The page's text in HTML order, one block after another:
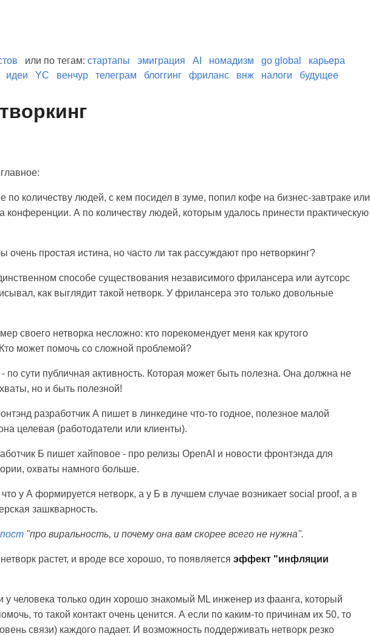
или по тегам: стартапы эмиграция AI номадизм go global
карьера
идеи YC венчур телеграм блоггинг фриланс внж налоги будущее
по количеству людей, с кем посидел в зуме, попил кофе на бизнес-завтраке или
конференции. А по количеству людей, которым удалось принести практическую
очень простая истина, но часто ли так рассуждают про нетворкинг?
способе существования независимого фрилансера или аутсорс
как выглядит такой нетворк. У фрилансера это только довольные
своего нетворка несложно: кто порекомендует меня как крутого
может помочь со сложной проблемой?
по сути публичная активность. Которая может быть полезна. Она должна не
но и быть полезной!
разработчик А пишет в линкедине что-то годное, полезное малой
целевая (работодатели или клиенты).
Б пишет хайповое - про релизы OpenAI и новости фронтэнда для
охваты намного больше.
у А формируется нетворк, а у Б в лучшем случае возникает social proof, а в
зашкварность.
пост "про виральность, и почему она вам скорее всего не нужна".
растет, и вроде все хорошо, то появляется эффект "инфляции
у человека только один хорошо знакомый ML инженер из фаанга, который
то такой контакт очень ценится. А если по каким-то причинам их 50, то
связи) каждого падает. И возможность поддерживать нетворк резко